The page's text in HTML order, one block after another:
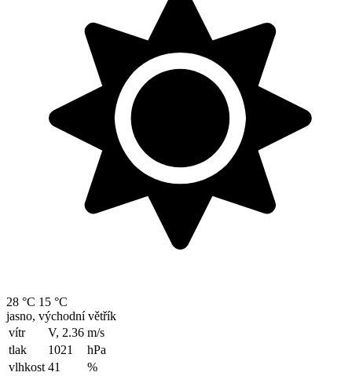
28 °C 15 °C
jasno, východní větřík
vítr
V, 2.36 m/s
tlak
1021
hPa
vlhkost 41
%